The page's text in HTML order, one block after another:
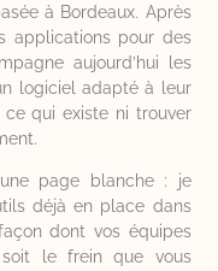
à Bordeaux. Après
applications pour des
aujourd’hui les
logiciel adapté à leur
ce qui existe ni trouver
page blanche : je
déjà en place dans
dont vos équipes
le frein que vous